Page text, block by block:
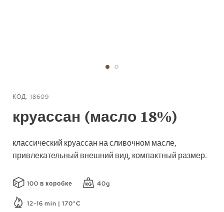
к
галереи
КОД 18609
круассан (масло 18%)
классический круассан на сливочном масле,
привлекательный внешний вид, компактный размер.
100 в коробке 40g
12-16 min | 170°C